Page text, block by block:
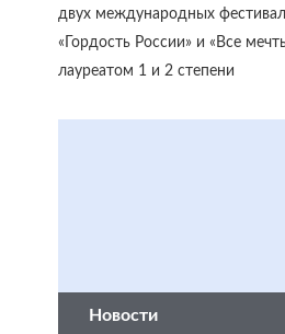
двух международных
«Гордость России» и «Все
лауреатом 1 и 2 степени
Новости